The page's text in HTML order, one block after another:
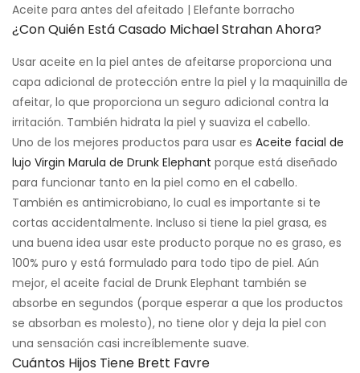
Aceite para antes del afeitado | Elefante borracho
¿Con Quién Está Casado Michael Strahan Ahora?
Usar aceite en la piel antes de afeitarse proporciona una
capa adicional de protección entre la piel y la maquinilla de
afeitar, lo que proporciona un seguro adicional contra la
irritación. También hidrata la piel y suaviza el cabello.
Uno de los mejores productos para usar es Aceite facial de
lujo Virgin Marula de Drunk Elephant porque está diseñado
para funcionar tanto en la piel como en el cabello.
También es antimicrobiano, lo cual es importante si te
cortas accidentalmente. Incluso si tiene la piel grasa, es
una buena idea usar este producto porque no es graso, es
100% puro y está formulado para todo tipo de piel. Aún
mejor, el aceite facial de Drunk Elephant también se
absorbe en segundos (porque esperar a que los productos
se absorban es molesto), no tiene olor y deja la piel con
una sensación casi increíblemente suave.
Cuántos Hijos Tiene Brett Favre